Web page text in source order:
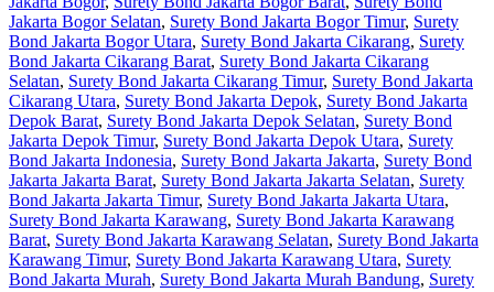
Jakarta Bogor Selatan, Surety Bond Jakarta Bogor Timur, Surety
Bond Jakarta Bogor Utara, Surety Bond Jakarta Cikarang, Surety
Bond Jakarta Cikarang Barat, Surety Bond Jakarta Cikarang
Selatan, Surety Bond Jakarta Cikarang Timur, Surety Bond Jakarta
Cikarang Utara, Surety Bond Jakarta Depok, Surety Bond Jakarta
Depok Barat, Surety Bond Jakarta Depok Selatan, Surety Bond
Jakarta Depok Timur, Surety Bond Jakarta Depok Utara, Surety
Bond Jakarta Indonesia, Surety Bond Jakarta Jakarta, Surety Bond
Jakarta Jakarta Barat, Surety Bond Jakarta Jakarta Selatan, Surety
Bond Jakarta Jakarta Timur, Surety Bond Jakarta Jakarta Utara,
Surety Bond Jakarta Karawang, Surety Bond Jakarta Karawang
Barat, Surety Bond Jakarta Karawang Selatan, Surety Bond Jakarta
Karawang Timur, Surety Bond Jakarta Karawang Utara, Surety
Bond Jakarta Murah, Surety Bond Jakarta Murah Bandung, Surety